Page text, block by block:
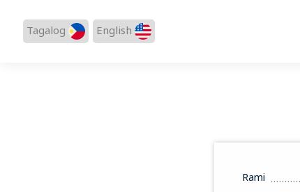
English
Tagalog
Rami